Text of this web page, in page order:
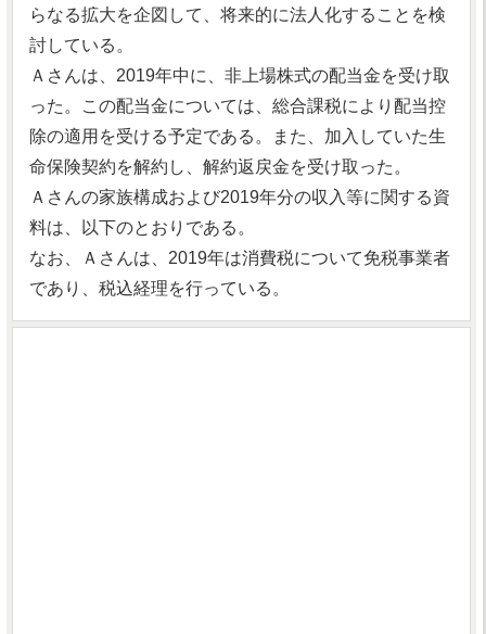
らなる拡大を企図して、将来的に法人化することを検
討している。
Ａさんは、2019年中に、非上場株式の配当金を受け取
った。この配当金については、総合課税により配当控
除の適用を受ける予定である。また、加入していた生
命保険契約を解約し、解約返戻金を受け取った。
Ａさんの家族構成および2019年分の収入等に関する資
料は、以下のとおりである。
なお、Ａさんは、2019年は消費税について免税事業者
であり、税込経理を行っている。